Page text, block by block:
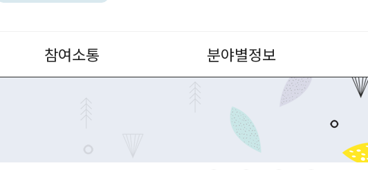
참여소통 분야별정보